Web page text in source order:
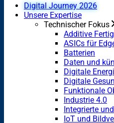
Digital Journey 2026
Unsere Expertise
Technischer Fokus
Additive
ASICs für
Batterien
Daten und
Digitale
Digitale
Funktionale
Industrie 4.0
Integrierte
IoT und